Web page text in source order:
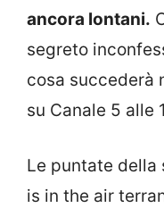
ancora lontani.
segreto
cosa succederà
su Canale 5 alle
Le puntate della
is in the air